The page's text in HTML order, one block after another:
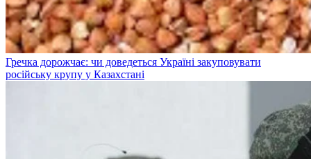
Гречка дорожчає: чи доведеться Україні закуповувати
російську крупу у Казахстані